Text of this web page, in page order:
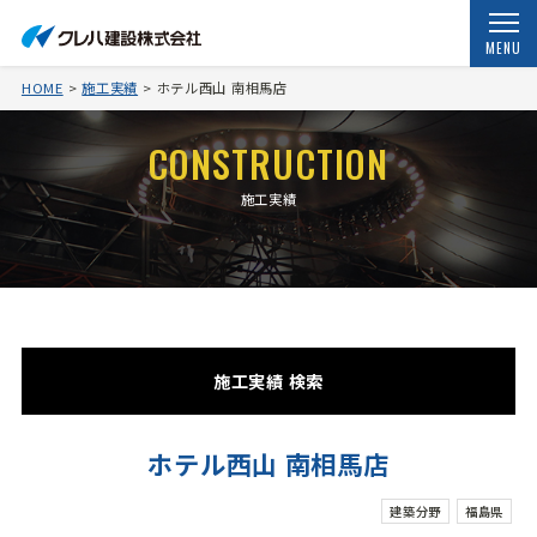
MENU
HOME 施工実績 ホテル西山 南相馬店
CONSTRUCTION
施工実績
施工実績 検索
ホテル西山 南相馬店
建築分野 福島県